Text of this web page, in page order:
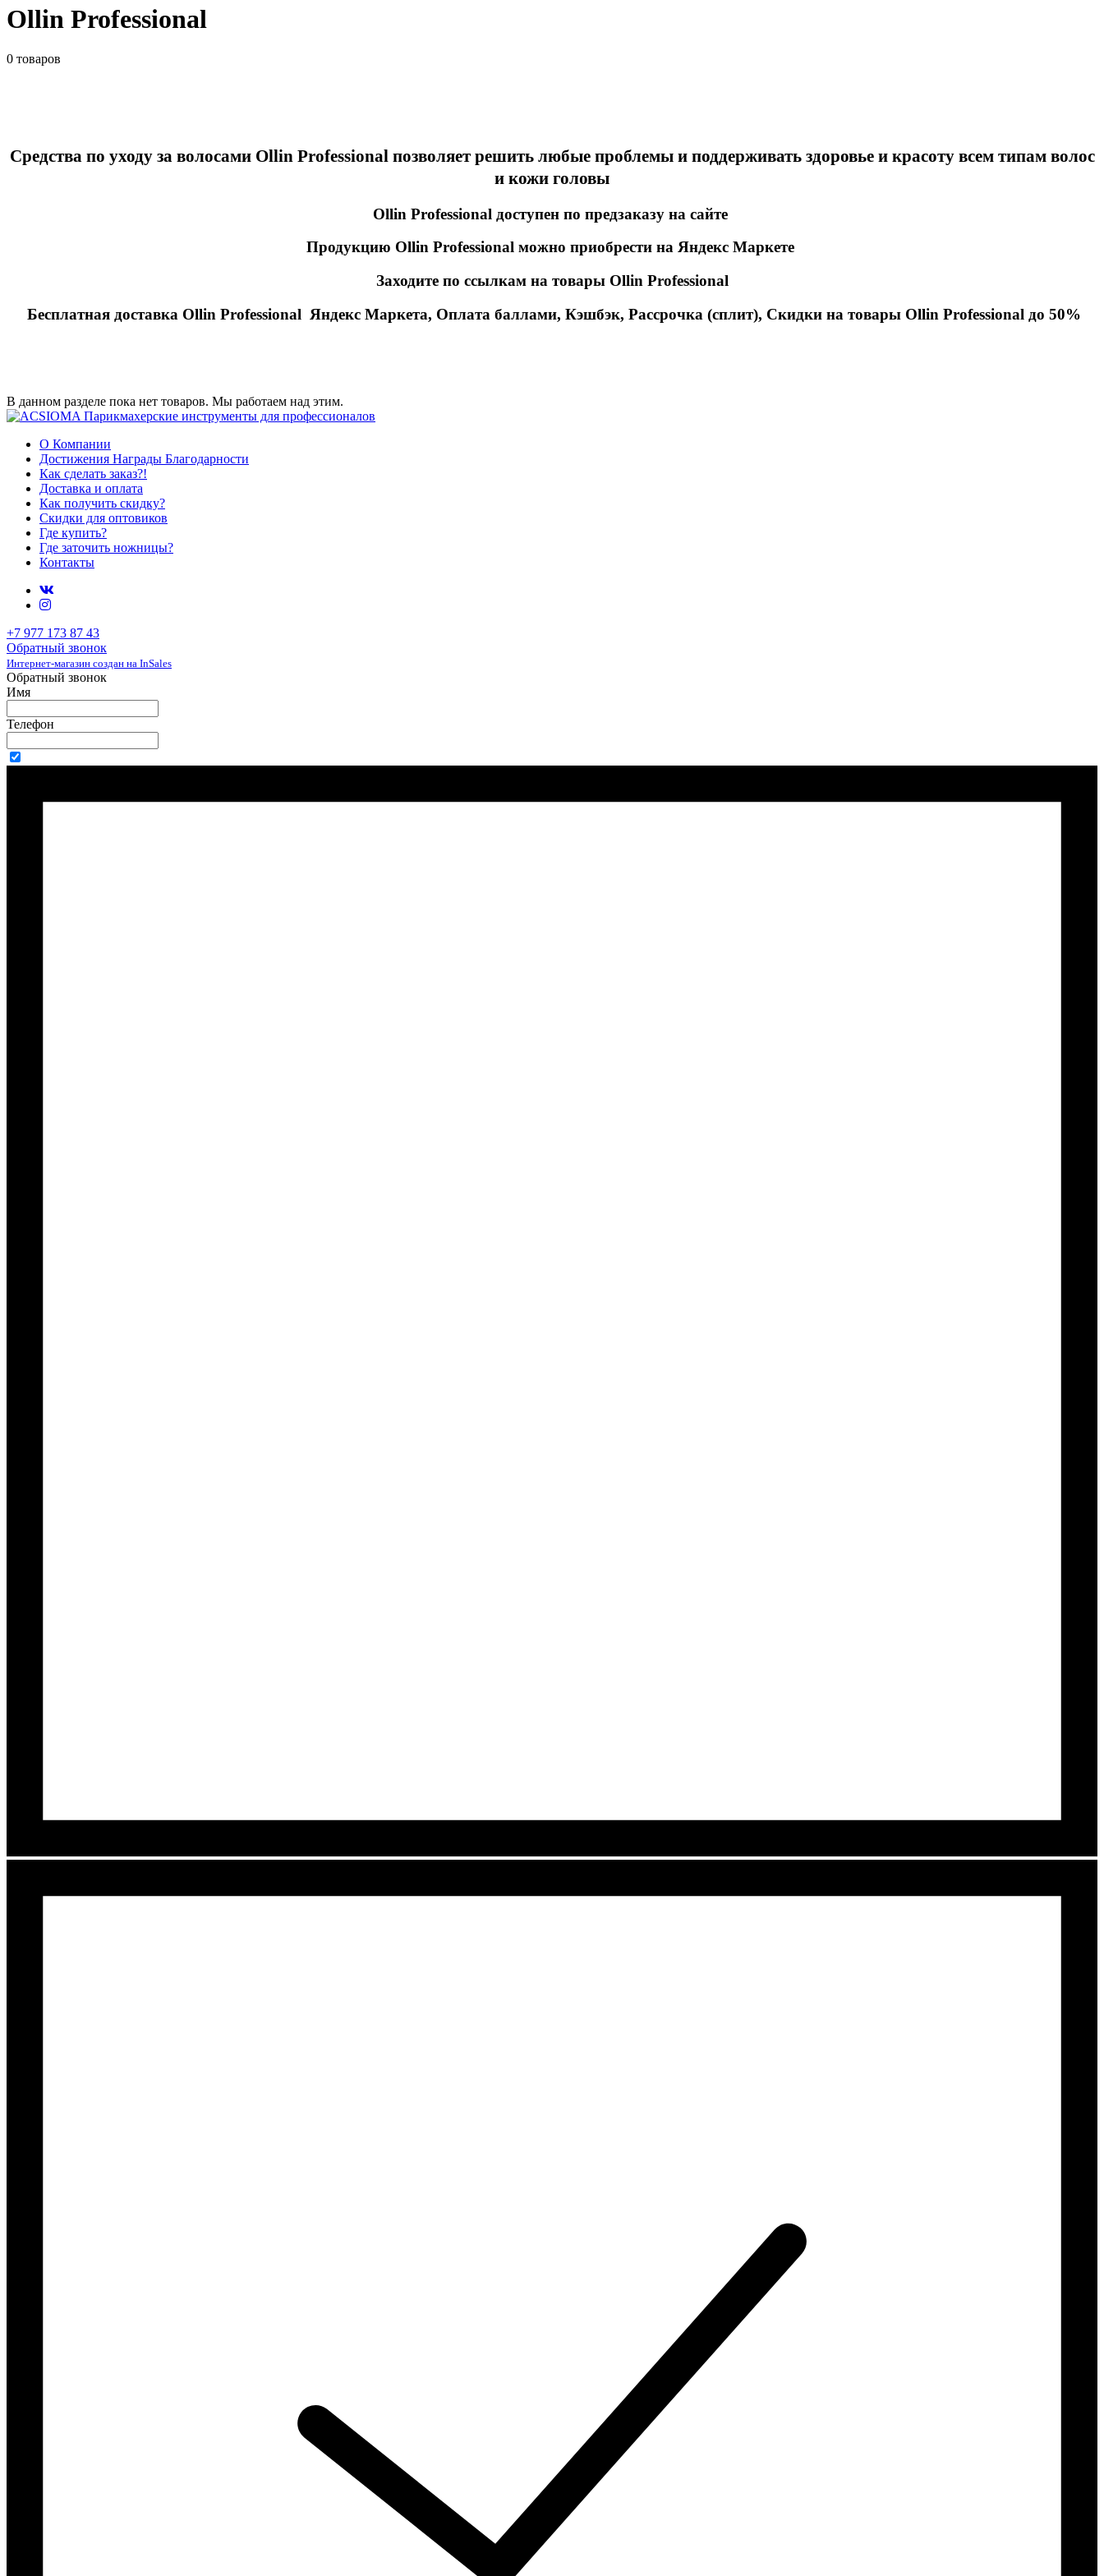
Ollin Professional
0 товаров
Средства по уходу за волосами Ollin Professional позволяет решить любые проблемы и поддерживать здоровье и красоту всем типам волос
и кожи головы
Ollin Professional доступен по предзаказу на сайте
Продукцию Ollin Professional можно приобрести на Яндекс Маркете
Заходите по ссылкам на товары Ollin Professional
Бесплатная доставка Ollin Professional Яндекс Маркета, Оплата баллами, Кэшбэк, Рассрочка (сплит), Скидки на товары Ollin Professional до 50%
В данном разделе пока нет товаров. Мы работаем над этим.
О Компании
Достижения Награды Благодарности
Как сделать заказ?!
Доставка и оплата
Как получить скидку?
Скидки для оптовиков
Где купить?
Где заточить ножницы?
Контакты
+7 977 173 87 43
Обратный звонок
Интернет-магазин создан на InSales
Обратный звонок
Имя
Телефон